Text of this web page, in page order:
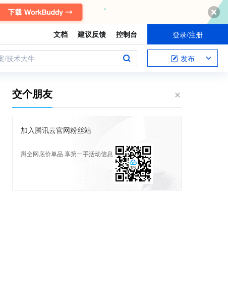
文档 建议反馈 控制台 登录/注册
/技术大牛 发布
交个朋友
加入腾讯云官网粉丝站
蹲全网底价单品 享第一手活动信息